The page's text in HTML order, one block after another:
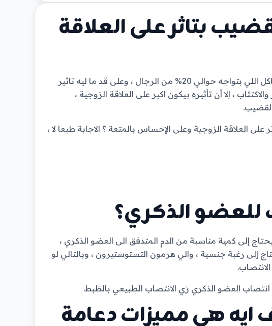
بتاثر على العلاقة
ضعف الانتصاب أو الضعف الجنسي من أكثر المشاكل اللي بتواجه حوالي 20% من الرجال ، وعلى قد ما ليه تاثير
، إلا أن تأثيره بيكون اكبر على العلاقة الزوجية ،
العلاقة الزوجية وعلى الإحساس بالمتعة ؟ الاجابة طبعا لا ،
للعضو الذكري؟
إلى كمية مناسبة من الدم المتدفق الى العضو الذكري ،
إلى رغبة جنسية ، والي هرمون التستوستيرون ، وبالتالي لو
العضو الذكري زي الانتصاب الطبيعي بالظبط.
ايه هي مميزات دعامة